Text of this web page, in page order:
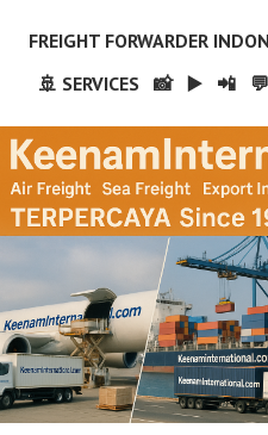
FREIGHT FORWARDER
🚢 SERVICES
📸 ▶️ 📲 💬